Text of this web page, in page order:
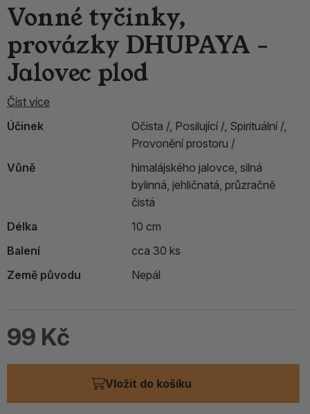
Vonné tyčinky,
provázky DHUPAYA -
Jalovec plod
Číst více
Účinek
Očista /, Posilující /, Spirituální /,
Provonění prostoru /
Vůně
himalájského jalovce, silná
bylinná, jehličnatá, průzračně
čistá
Délka
10 cm
Balení
cca 30 ks
Země původu
Nepál
99 Kč
Vložit do košíku